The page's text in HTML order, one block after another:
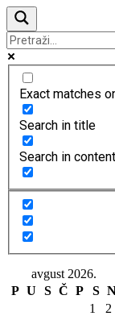
Exact matches
Search in title
Search in content
avgust 2026.
P U S Č P S
1
2